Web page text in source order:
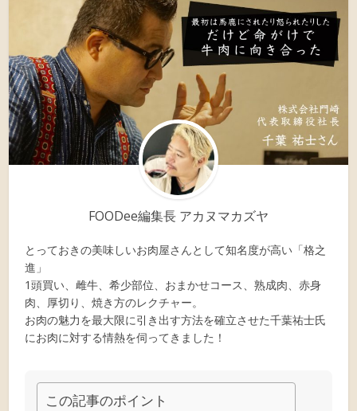
FOODee編集長 アカヌマカズヤ
とっておきの美味しいお肉屋さんとして知名度が高い「格之
進」
1頭買い、雌牛、希少部位、おまかせコース、熟成肉、赤身
肉、厚切り、焼き方のレクチャー。
お肉の魅力を最大限に引き出す方法を確立させた千葉祐士氏
にお肉に対する情熱を伺ってきました！
この記事のポイント